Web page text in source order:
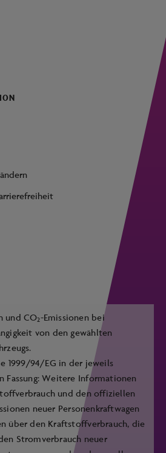
und CO2-Emissionen bei
von den gewählten
1999/94/EG in der jeweils
Fassung: Weitere Informationen
und den offiziellen
neuer Personenkraftwagen
über den Kraftstoffverbrauch, die
Stromverbrauch neuer